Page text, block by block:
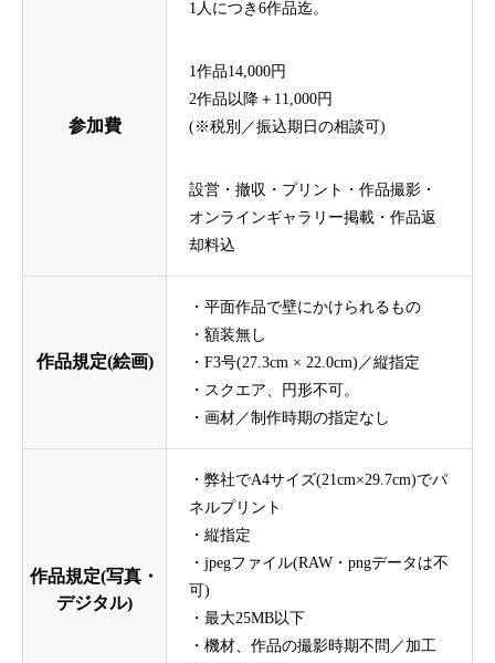
参加費
1人につき6作品迄。
1作品14,000円
2作品以降＋11,000円
(※税別／振込期日の相談可)
設営・撤収・プリント・作品撮影・
オンラインギャラリー掲載・作品返
却料込
作品規定(絵画)
・平面作品で壁にかけられるもの
・額装無し
・F3号(27.3cm × 22.0cm)／縦指定
・スクエア、円形不可。
・画材／制作時期の指定なし
作品規定(写真・
デジタル)
・弊社でA4サイズ(21cm×29.7cm)でパ
ネルプリント
・縦指定
・jpegファイル(RAW・pngデータは不
可)
・最大25MB以下
・機材、作品の撮影時期不問／加工